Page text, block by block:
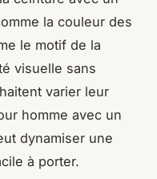
la couleur des
le motif de la
visuelle sans
varier leur
homme avec un
dynamiser une
à porter.